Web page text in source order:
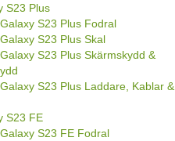
S23 Plus
S23 Plus Fodral
S23 Plus Skal
S23 Plus Skärmskydd &
S23 Plus Laddare, Kablar &
S23 FE
S23 FE Fodral